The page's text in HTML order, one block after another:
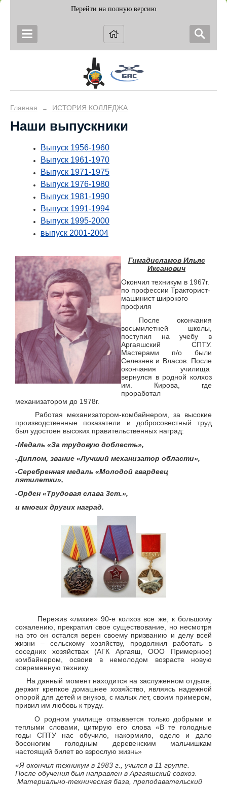
Перейти на полную версию
Главная → ИСТОРИЯ КОЛЛЕДЖА
Наши выпускники
Выпуск 1956-1960
Выпуск 1961-1970
Выпуск 1971-1975
Выпуск 1976-1980
Выпуск 1981-1990
Выпуск 1991-1994
Выпуск 1995-2000
выпуск 2001-2004
Гимадисламов Ильяс
Иксанович
Окончил техникум в 1967г.
по профессии Тракторист-
машинист широкого
профиля
После окончания
восьмилетней школы,
поступил на учебу в
Аргаяшский СПТУ.
Мастерами п/о были
Селезнев и Власов. После
окончания училища
вернулся в родной колхоз
им. Кирова, где
проработал
механизатором до 1978г.
Работая механизатором-комбайнером, за высокие
производственные показатели и добросовестный труд
был удостоен высоких правительственных наград:
-Медаль «За трудовую доблесть»,
-Диплом, звание «Лучший механизатор области»,
-Серебренная медаль «Молодой гвардеец
пятилетки»,
-Орден «Трудовая слава 3ст.»,
и многих других наград.
Пережив «лихие» 90-е колхоз все же, к большому
сожалению, прекратил свое существование, но несмотря
на это он остался верен своему призванию и делу всей
жизни – сельскому хозяйству, продолжил работать в
соседних хозяйствах (АГК Аргаяш, ООО Примерное)
комбайнером, освоив в немолодом возрасте новую
современную технику.
На данный момент находится на заслуженном отдыхе,
держит крепкое домашнее хозяйство, являясь надежной
опорой для детей и внуков, с малых лет, своим примером,
привил им любовь к труду.
О родном училище отзывается только добрыми и
теплыми словами, цитирую его слова «В те голодные
годы СПТУ нас обучило, накормило, одело и дало
босоногим голодным деревенским мальчишкам
настоящий билет во взрослую жизнь»
«Я окончил техникум в 1983 г., учился в 11 группе.
После обучения был направлен в Аргаяшский совхоз.
Материально-техническая база, преподавательский